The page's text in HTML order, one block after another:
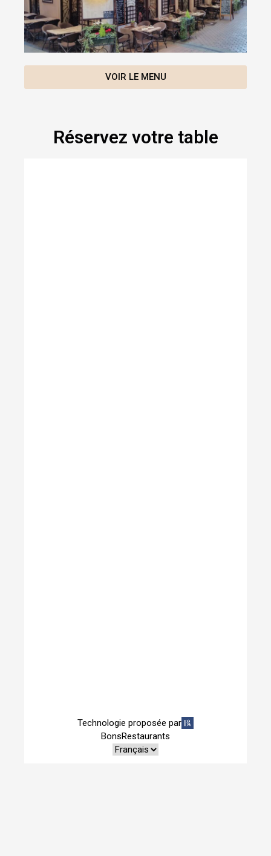
VOIR LE MENU
Réservez votre table